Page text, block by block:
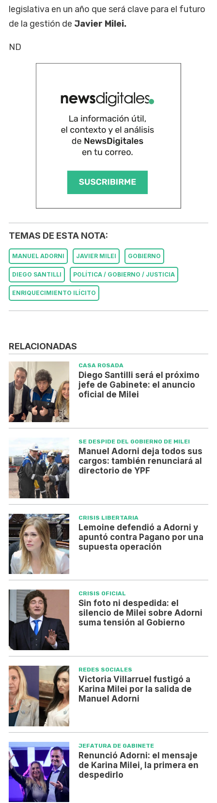
legislativa en un año que será clave para el futuro
de la gestión de Javier Milei.
ND
TEMAS DE ESTA NOTA:
MANUEL ADORNI JAVIER MILEI GOBIERNO
DIEGO SANTILLI POLÍTICA / GOBIERNO / JUSTICIA
ENRIQUECIMIENTO ILÍCITO
RELACIONADAS
CASA ROSADA
Diego Santilli será el próximo
jefe de Gabinete: el anuncio
oficial de Milei
SE DESPIDE DEL GOBIERNO DE MILEI
Manuel Adorni deja todos sus
cargos: también renunciará al
directorio de YPF
CRISIS LIBERTARIA
Lemoine defendió a Adorni y
apuntó contra Pagano por una
supuesta operación
CRISIS OFICIAL
Sin foto ni despedida: el
silencio de Milei sobre Adorni
suma tensión al Gobierno
REDES SOCIALES
Victoria Villarruel fustigó a
Karina Milei por la salida de
Manuel Adorni
JEFATURA DE GABINETE
Renunció Adorni: el mensaje
de Karina Milei, la primera en
despedirlo